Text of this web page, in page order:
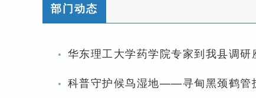
部门动态
· 华东理工大学药学院专家到我县调
· 科普守护候鸟湿地——寻甸黑颈鹤管